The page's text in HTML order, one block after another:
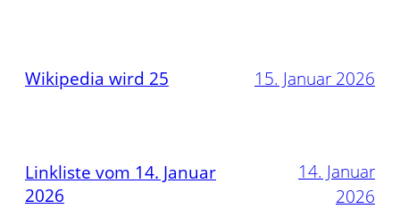
Wikipedia wird 25 15. Januar 2026
Linkliste vom 14. Januar
2026
14. Januar
2026